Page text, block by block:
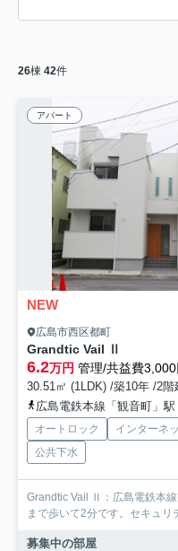
26棟 42件
アパート
NEW
広島市西区都町
Grandtic Vail Ⅱ
6.2万円 管理/共益費3,000
30.51㎡ (1LDK) /築10年 /2階
広島電鉄本線「観音町」
オートロック インターネ
公共下水
Grandtic Vail Ⅱ：広島電鉄本
まで歩いて2分です。セキュリ
募集中の部屋